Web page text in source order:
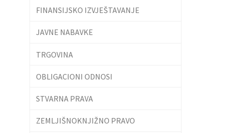
FINANSIJSKO IZVJEŠTAVANJE
JAVNE NABAVKE
TRGOVINA
OBLIGACIONI ODNOSI
STVARNA PRAVA
ZEMLJIŠNOKNJIŽNO PRAVO